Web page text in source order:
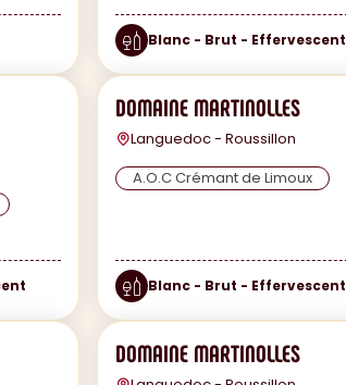
Blanc - Brut - Effervescent
DOMAINE MARTINOLLES
Languedoc - Roussillon
A.O.C Crémant de Limoux
Blanc - Brut - Effervescent
DOMAINE MARTINOLLES